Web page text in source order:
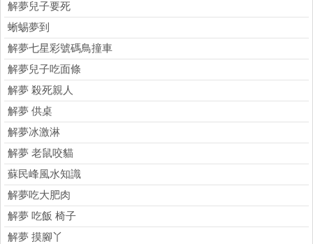
解夢兒子要死
蜥蜴夢到
解夢七星彩號碼鳥撞車
解夢兒子吃面條
解夢 殺死親人
解夢 供桌
解夢冰激淋
解夢 老鼠咬貓
蘇民峰風水知識
解夢吃大肥肉
解夢 吃飯 椅子
解夢 摸腳丫